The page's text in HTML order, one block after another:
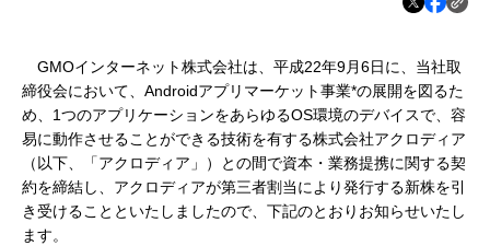
GMOインターネット株式会社は、平成22年9月6日に、当社取
締役会において、Androidアプリマーケット事業*の展開を図るた
め、1つのアプリケーションをあらゆるOS環境のデバイスで、容
易に動作させることができる技術を有する株式会社アクロディア
（以下、「アクロディア」）との間で資本・業務提携に関する契
約を締結し、アクロディアが第三者割当により発行する新株を引
き受けることといたしましたので、下記のとおりお知らせいたし
ます。